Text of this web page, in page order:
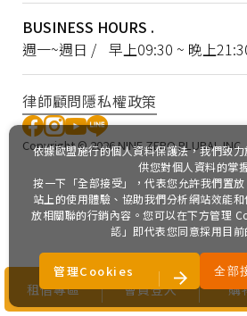
BUSINESS HOURS .
週一~週日 / 早上09:30 ~ 晚上
律師顧問隱私權政策
Copyright ©2026NINE ZERO PLURAL INC.
Copyright ©2026NINE ZERO PLURAL INC.
租借專區 會員登入 購
依據歐盟施行的個人資料保護法，我們致
供您對個人資料的掌
按一下「全部接受」，代表您允許我們置
站上的使用體驗、協助我們分析網站效能
放相關聯的行銷內容。您可以在下方管理
認」即代表您同意採用目前
管理Cookies 全部